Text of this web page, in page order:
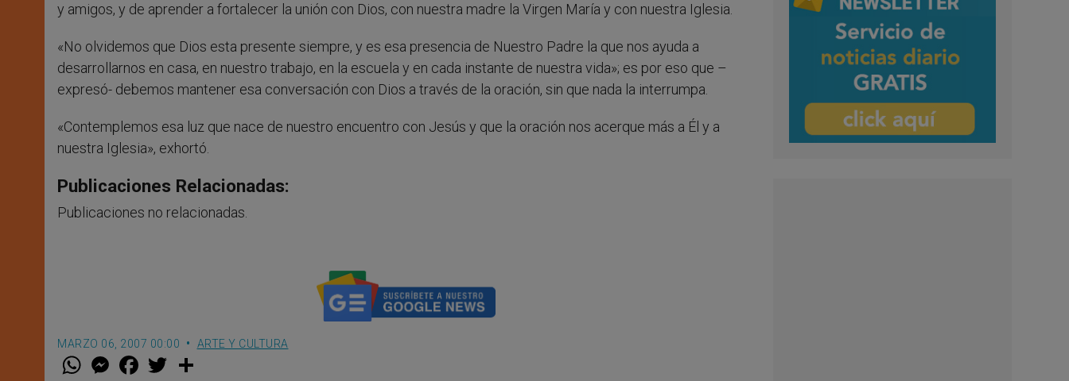
y amigos, y de aprender a fortalecer la unión con Dios, con nuestra madre la Virgen María y con nuestra Iglesia.
«No olvidemos que Dios esta presente siempre, y es esa presencia de Nuestro Padre la que nos ayuda a
desarrollarnos en casa, en nuestro trabajo, en la escuela y en cada instante de nuestra vida»; es por eso que –
expresó- debemos mantener esa conversación con Dios a través de la oración, sin que nada la interrumpa.
«Contemplemos esa luz que nace de nuestro encuentro con Jesús y que la oración nos acerque más a Él y a
nuestra Iglesia», exhortó.
Publicaciones Relacionadas:
Publicaciones no relacionadas.
MARZO 06, 2007 00:00 ARTE Y CULTURA
W M
e
F
a w